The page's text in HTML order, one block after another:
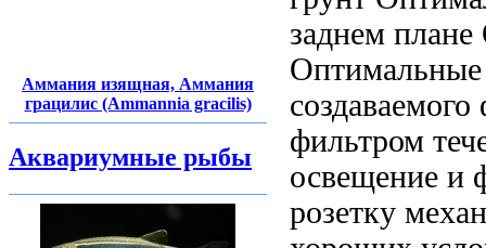
Аммания изящная, Аммания
грацилис (Ammannia gracilis)
Аквариумные рыбы
заднем
Оптимальные
фильтром
освещение и
розетку